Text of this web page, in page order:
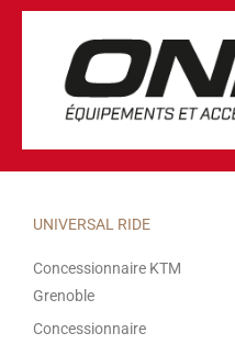
UNIVERSAL RIDE
Concessionnaire KTM
Grenoble
Concessionnaire